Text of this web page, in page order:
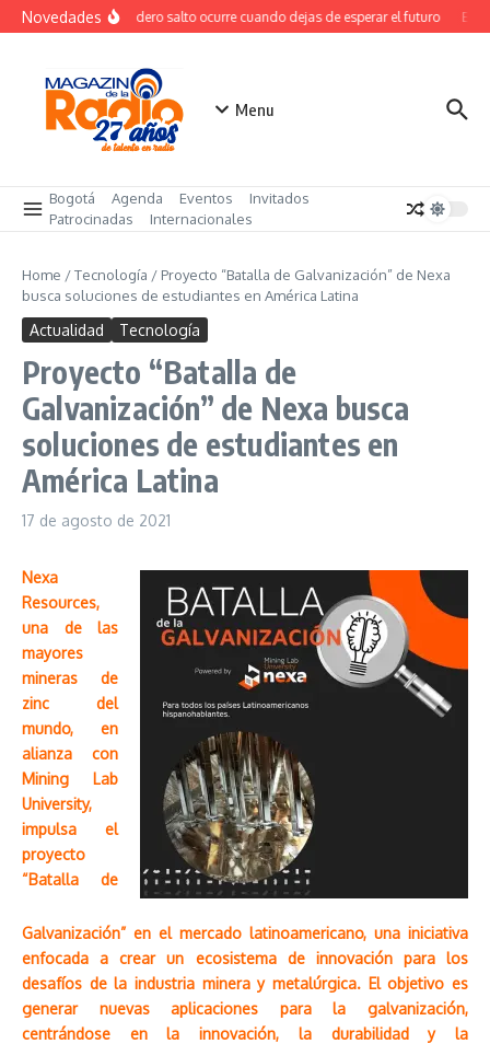
Saltar al contenido
NovedadesEl verdadero salto ocurre cuando dejas de esperar el futuro El
Menu
Bogotá Agenda Eventos
Invitados
Patrocinadas
Internacionales
Home /Tecnología / Proyecto “Batalla de Galvanización” de Nexa
busca soluciones de estudiantes en América Latina
Actualidad Tecnología
Proyecto “Batalla de
Galvanización” de Nexa busca
soluciones de estudiantes en
América Latina
17 de agosto de 2021
Nexa
Resources,
una de las
mayores
mineras de
zinc del
mundo, en
alianza con
Mining Lab
University,
impulsa el
proyecto
“Batalla de
Galvanización” en el mercado latinoamericano, una iniciativa
enfocada a crear un ecosistema de innovación para los
desafíos de la industria minera y metalúrgica. El objetivo es
generar nuevas aplicaciones para la galvanización,
centrándose en la innovación, la durabilidad y la